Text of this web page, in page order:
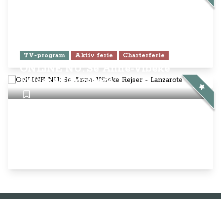
TV-program Aktiv ferie Charterferie
ONLINE NU: Se Anne-Vibeke
Rejser - Lanzarote